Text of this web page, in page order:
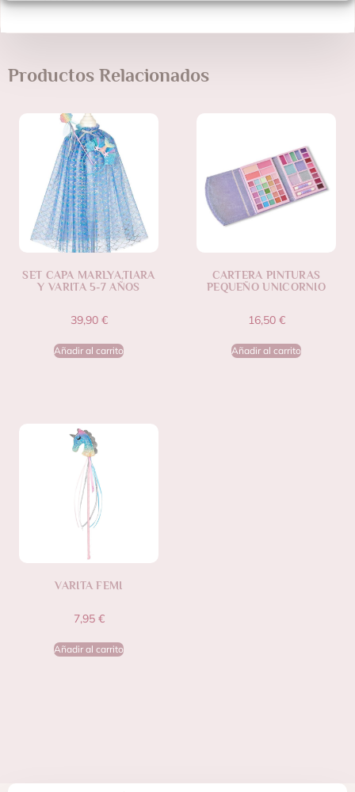
Productos Relacionados
SET CAPA MARLYA,TIARA
Y VARITA 5-7 AÑOS
39,90 €
Añadir al carrito
CARTERA PINTURAS
PEQUEÑO UNICORNIO
16,50 €
Añadir al carrito
VARITA FEMI
7,95 €
Añadir al carrito